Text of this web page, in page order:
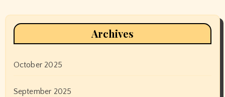
Archives
October 2025
September 2025